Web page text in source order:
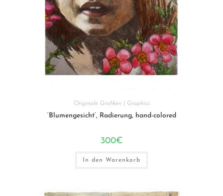
Originale Grafiken | Graphics
‘Blumengesicht’, Radierung, hand-colored
300€
In den Warenkorb